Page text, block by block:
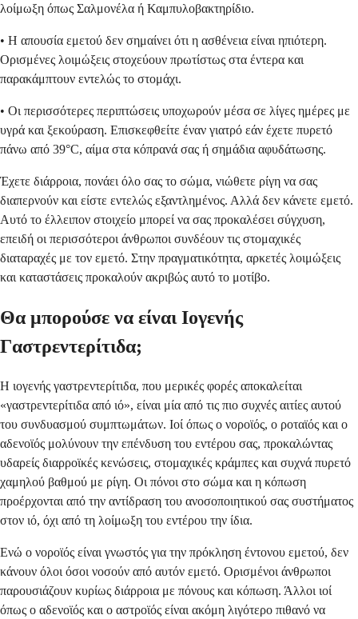
λοίμωξη όπως Σαλμονέλα ή Καμπυλοβακτηρίδιο.
• Η απουσία εμετού δεν σημαίνει ότι η ασθένεια είναι ηπιότερη.
Ορισμένες λοιμώξεις στοχεύουν πρωτίστως στα έντερα και
παρακάμπτουν εντελώς το στομάχι.
• Οι περισσότερες περιπτώσεις υποχωρούν μέσα σε λίγες ημέρες με
υγρά και ξεκούραση. Επισκεφθείτε έναν γιατρό εάν έχετε πυρετό
πάνω από 39°C, αίμα στα κόπρανά σας ή σημάδια αφυδάτωσης.
Έχετε διάρροια, πονάει όλο σας το σώμα, νιώθετε ρίγη να σας
διαπερνούν και είστε εντελώς εξαντλημένος. Αλλά δεν κάνετε εμετό.
Αυτό το έλλειπον στοιχείο μπορεί να σας προκαλέσει σύγχυση,
επειδή οι περισσότεροι άνθρωποι συνδέουν τις στομαχικές
διαταραχές με τον εμετό. Στην πραγματικότητα, αρκετές λοιμώξεις
και καταστάσεις προκαλούν ακριβώς αυτό το μοτίβο.
Θα μπορούσε να είναι Ιογενής
Γαστρεντερίτιδα;
Η ιογενής γαστρεντερίτιδα, που μερικές φορές αποκαλείται
«γαστρεντερίτιδα από ιό», είναι μία από τις πιο συχνές αιτίες αυτού
του συνδυασμού συμπτωμάτων. Ιοί όπως ο νοροϊός, ο ροταϊός και ο
αδενοϊός μολύνουν την επένδυση του εντέρου σας, προκαλώντας
υδαρείς διαρροϊκές κενώσεις, στομαχικές κράμπες και συχνά πυρετό
χαμηλού βαθμού με ρίγη. Οι πόνοι στο σώμα και η κόπωση
προέρχονται από την αντίδραση του ανοσοποιητικού σας συστήματος
στον ιό, όχι από τη λοίμωξη του εντέρου την ίδια.
Ενώ ο νοροϊός είναι γνωστός για την πρόκληση έντονου εμετού, δεν
κάνουν όλοι όσοι νοσούν από αυτόν εμετό. Ορισμένοι άνθρωποι
παρουσιάζουν κυρίως διάρροια με πόνους και κόπωση. Άλλοι ιοί
όπως ο αδενοϊός και ο αστροϊός είναι ακόμη λιγότερο πιθανό να